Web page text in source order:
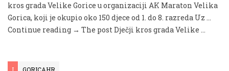
kros grada Velike Gorice u organizaciji AK Maraton Velika
Gorica, koji je okupio oko 150 djece od 1. do 8. razreda Uz …
Continue reading → The post Dječji kros grada Velike …